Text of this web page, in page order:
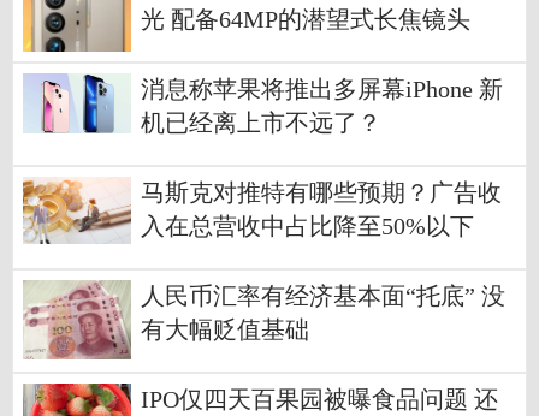
光 配备64MP的潜望式长焦镜头
消息称苹果将推出多屏幕iPhone 新
机已经离上市不远了？
马斯克对推特有哪些预期？广告收
入在总营收中占比降至50%以下
人民币汇率有经济基本面“托底” 没
有大幅贬值基础
IPO仅四天百果园被曝食品问题 还